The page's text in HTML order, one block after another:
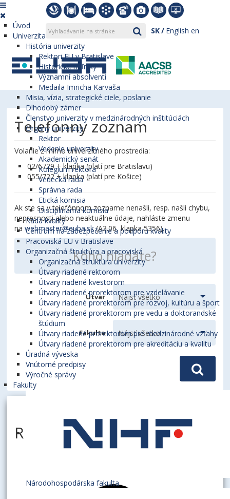
SK English en
Úvod
Univerzita
História univerzity
Rektori EU v Bratislave
Historické míľniky
Významní absolventi
Medaila Imricha Karvaša
Misia, vízia, strategické ciele, poslanie
Dlhodobý zámer
Členstvo univerzity v medzinárodných inštitúciách
Orgány univerzity
Rektor
Vedenie univerzity
Akademický senát
Kolégium rektora
Vedecká rada
Správna rada
Etická komisia
Disciplinárna komisia
Rada kvality
Centrum na zabezpečenie a podporu kvality
Pracoviská EU v Bratislave
Organizačná štruktúra a pracoviská
Organizačná štruktúra univerzity
Útvary riadené rektorom
Útvary riadené kvestorom
Útvary riadené prorektorom pre vzdelávanie
Útvary riadené prorektorom pre rozvoj, kultúru a šport
Útvary riadené prorektorom pre vedu a doktorandské
štúdium
Útvary riadené prorektorom pre medzinárodné vzťahy
Útvary riadené prorektorom pre akreditáciu a kvalitu
Úradná výveska
Vnútorné predpisy
Výročné správy
Fakulty
Národohospodárska fakulta
Telefónny zoznam
Volanie z mimo univerzitného prostredia:
02/6729 + klapka (platí pre Bratislavu)
055/722 + klapka (platí pre Košice)
Ak ste sa v telefónnom zozname nenašli, resp. našli chybu,
nepresnosti alebo neaktuálne údaje, nahláste zmenu
nawebmaster@euba.sk(A3.06, klapka 5356).
Útvar
Fakulta
RESÖOVÁ, Veronika, Mgr.